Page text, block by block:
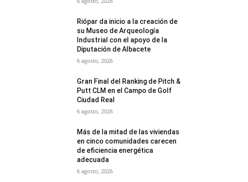
Riópar da inicio a la creación de
su Museo de Arqueología
Industrial con el apoyo de la
Diputación de Albacete
6 agosto, 2026
Gran Final del Ranking de Pitch &
Putt CLM en el Campo de Golf
Ciudad Real
6 agosto, 2026
Más de la mitad de las viviendas
en cinco comunidades carecen
de eficiencia energética
adecuada
6 agosto, 2026